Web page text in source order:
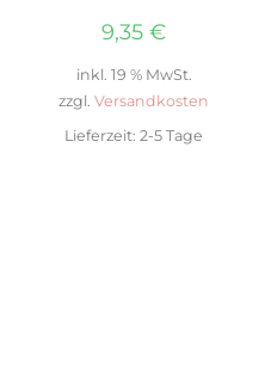
9,35 €
inkl. 19 % MwSt.
zzgl. Versandkosten
Lieferzeit: 2-5 Tage